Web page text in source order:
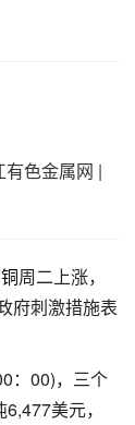
色金属网 |
铜周二上涨，
府刺激措施表
：00)，三个
美元，